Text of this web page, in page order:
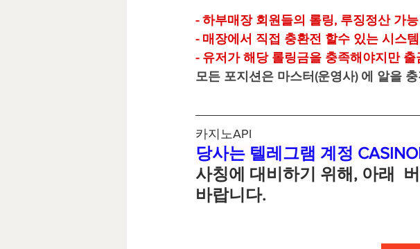
- 하부매장 회원들의 롤링, 루징정산 가능
- 매장에서 직접 충환전 할수 있는 시스
- 유저가 해당 롤링금을 충족해야지만
모든 포지션은 마스터(운영사) 에 알을
카지노API
당사는 텔레그램 계정
사칭에 대비하기 위해, 아래
바랍니다.